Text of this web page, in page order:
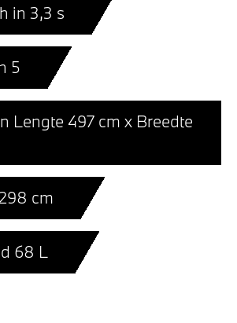
in 3,3 s
5
Lengte 497 cm x Breedte
cm
68 L